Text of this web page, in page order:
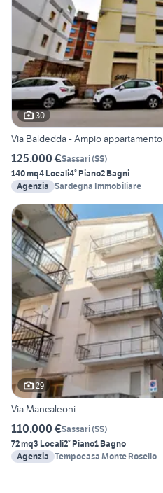
30
Via Baldedda - Ampio appartamento
125.000 €Sassari(SS)
140 mq4 Locali4° Piano2 Bagni
Agenzia Sardegna Immobiliare
29
Via Mancaleoni
110.000 €Sassari(SS)
72 mq3 Locali2° Piano1 Bagno
Agenzia Tempocasa Monte Rosello